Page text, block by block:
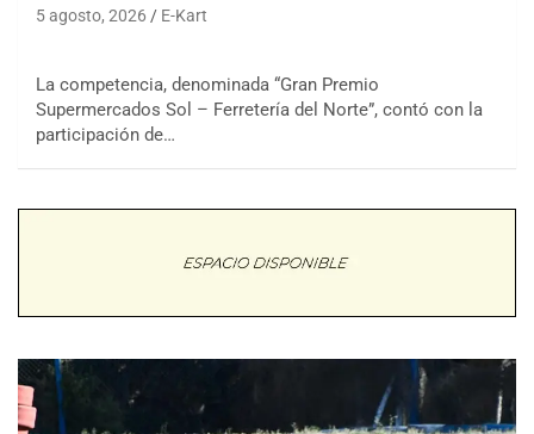
5 agosto, 2026 E-Kart
La competencia, denominada “Gran Premio
Supermercados Sol – Ferretería del Norte”, contó con la
participación de…